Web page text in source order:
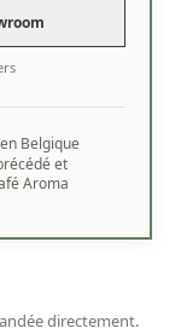
en Belgique
et
Aroma
directement.